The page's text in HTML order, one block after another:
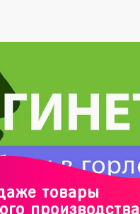
товары
производства